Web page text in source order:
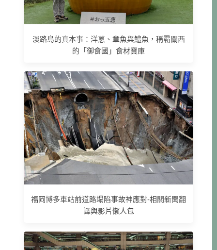
淡路島的真本事：洋蔥、章魚與鱧魚，稱霸關西
的「御食國」食材寶庫
福岡博多車站前道路塌陷事故神應對-相關新聞翻
譯與影片懶人包